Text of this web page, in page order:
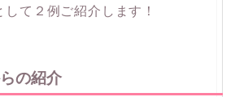
て２例ご紹介します！
の紹介